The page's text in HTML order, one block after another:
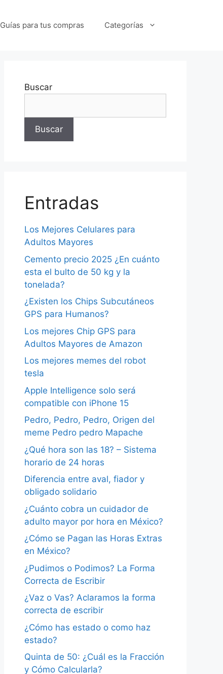
Guías para tus compras Categorías
Buscar
Buscar
Entradas
Los Mejores Celulares para
Adultos Mayores
Cemento precio 2025 ¿En cuánto
esta el bulto de 50 kg y la
tonelada?
¿Existen los Chips Subcutáneos
GPS para Humanos?
Los mejores Chip GPS para
Adultos Mayores de Amazon
Los mejores memes del robot
tesla
Apple Intelligence solo será
compatible con iPhone 15
Pedro, Pedro, Pedro, Origen del
meme Pedro pedro Mapache
¿Qué hora son las 18? – Sistema
horario de 24 horas
Diferencia entre aval, fiador y
obligado solidario
¿Cuánto cobra un cuidador de
adulto mayor por hora en México?
¿Cómo se Pagan las Horas Extras
en México?
¿Pudimos o Podimos? La Forma
Correcta de Escribir
¿Vaz o Vas? Aclaramos la forma
correcta de escribir
¿Cómo has estado o como haz
estado?
Quinta de 50: ¿Cuál es la Fracción
y Cómo Calcularla?